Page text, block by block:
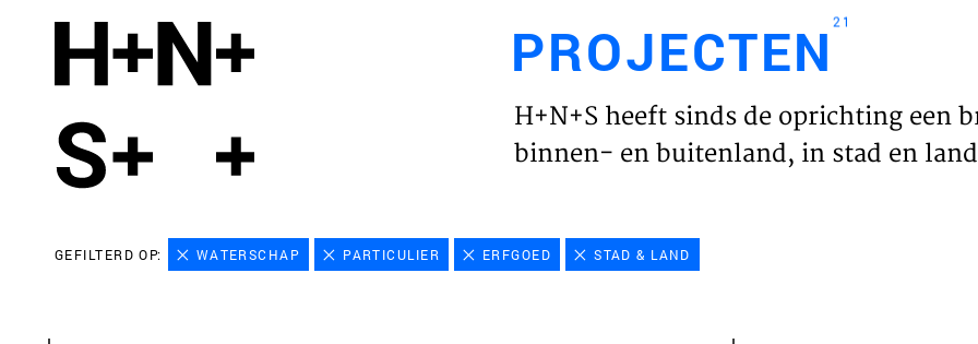
HOME
PROJECTEN21
H+N+S heeft sinds de oprichting een
binnen- en buitenland, in stad en
GEFILTERD OP: WATERSCHAP PARTICULIER ERFGOED STAD & LAND